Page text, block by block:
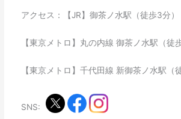
アクセス：【JR】御茶ノ水駅（徒歩3分）
【東京メトロ】丸の内線 御茶ノ水駅（徒
【東京メトロ】千代田線 新御茶ノ水駅（
SNS: